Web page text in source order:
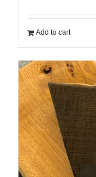
Add to cart